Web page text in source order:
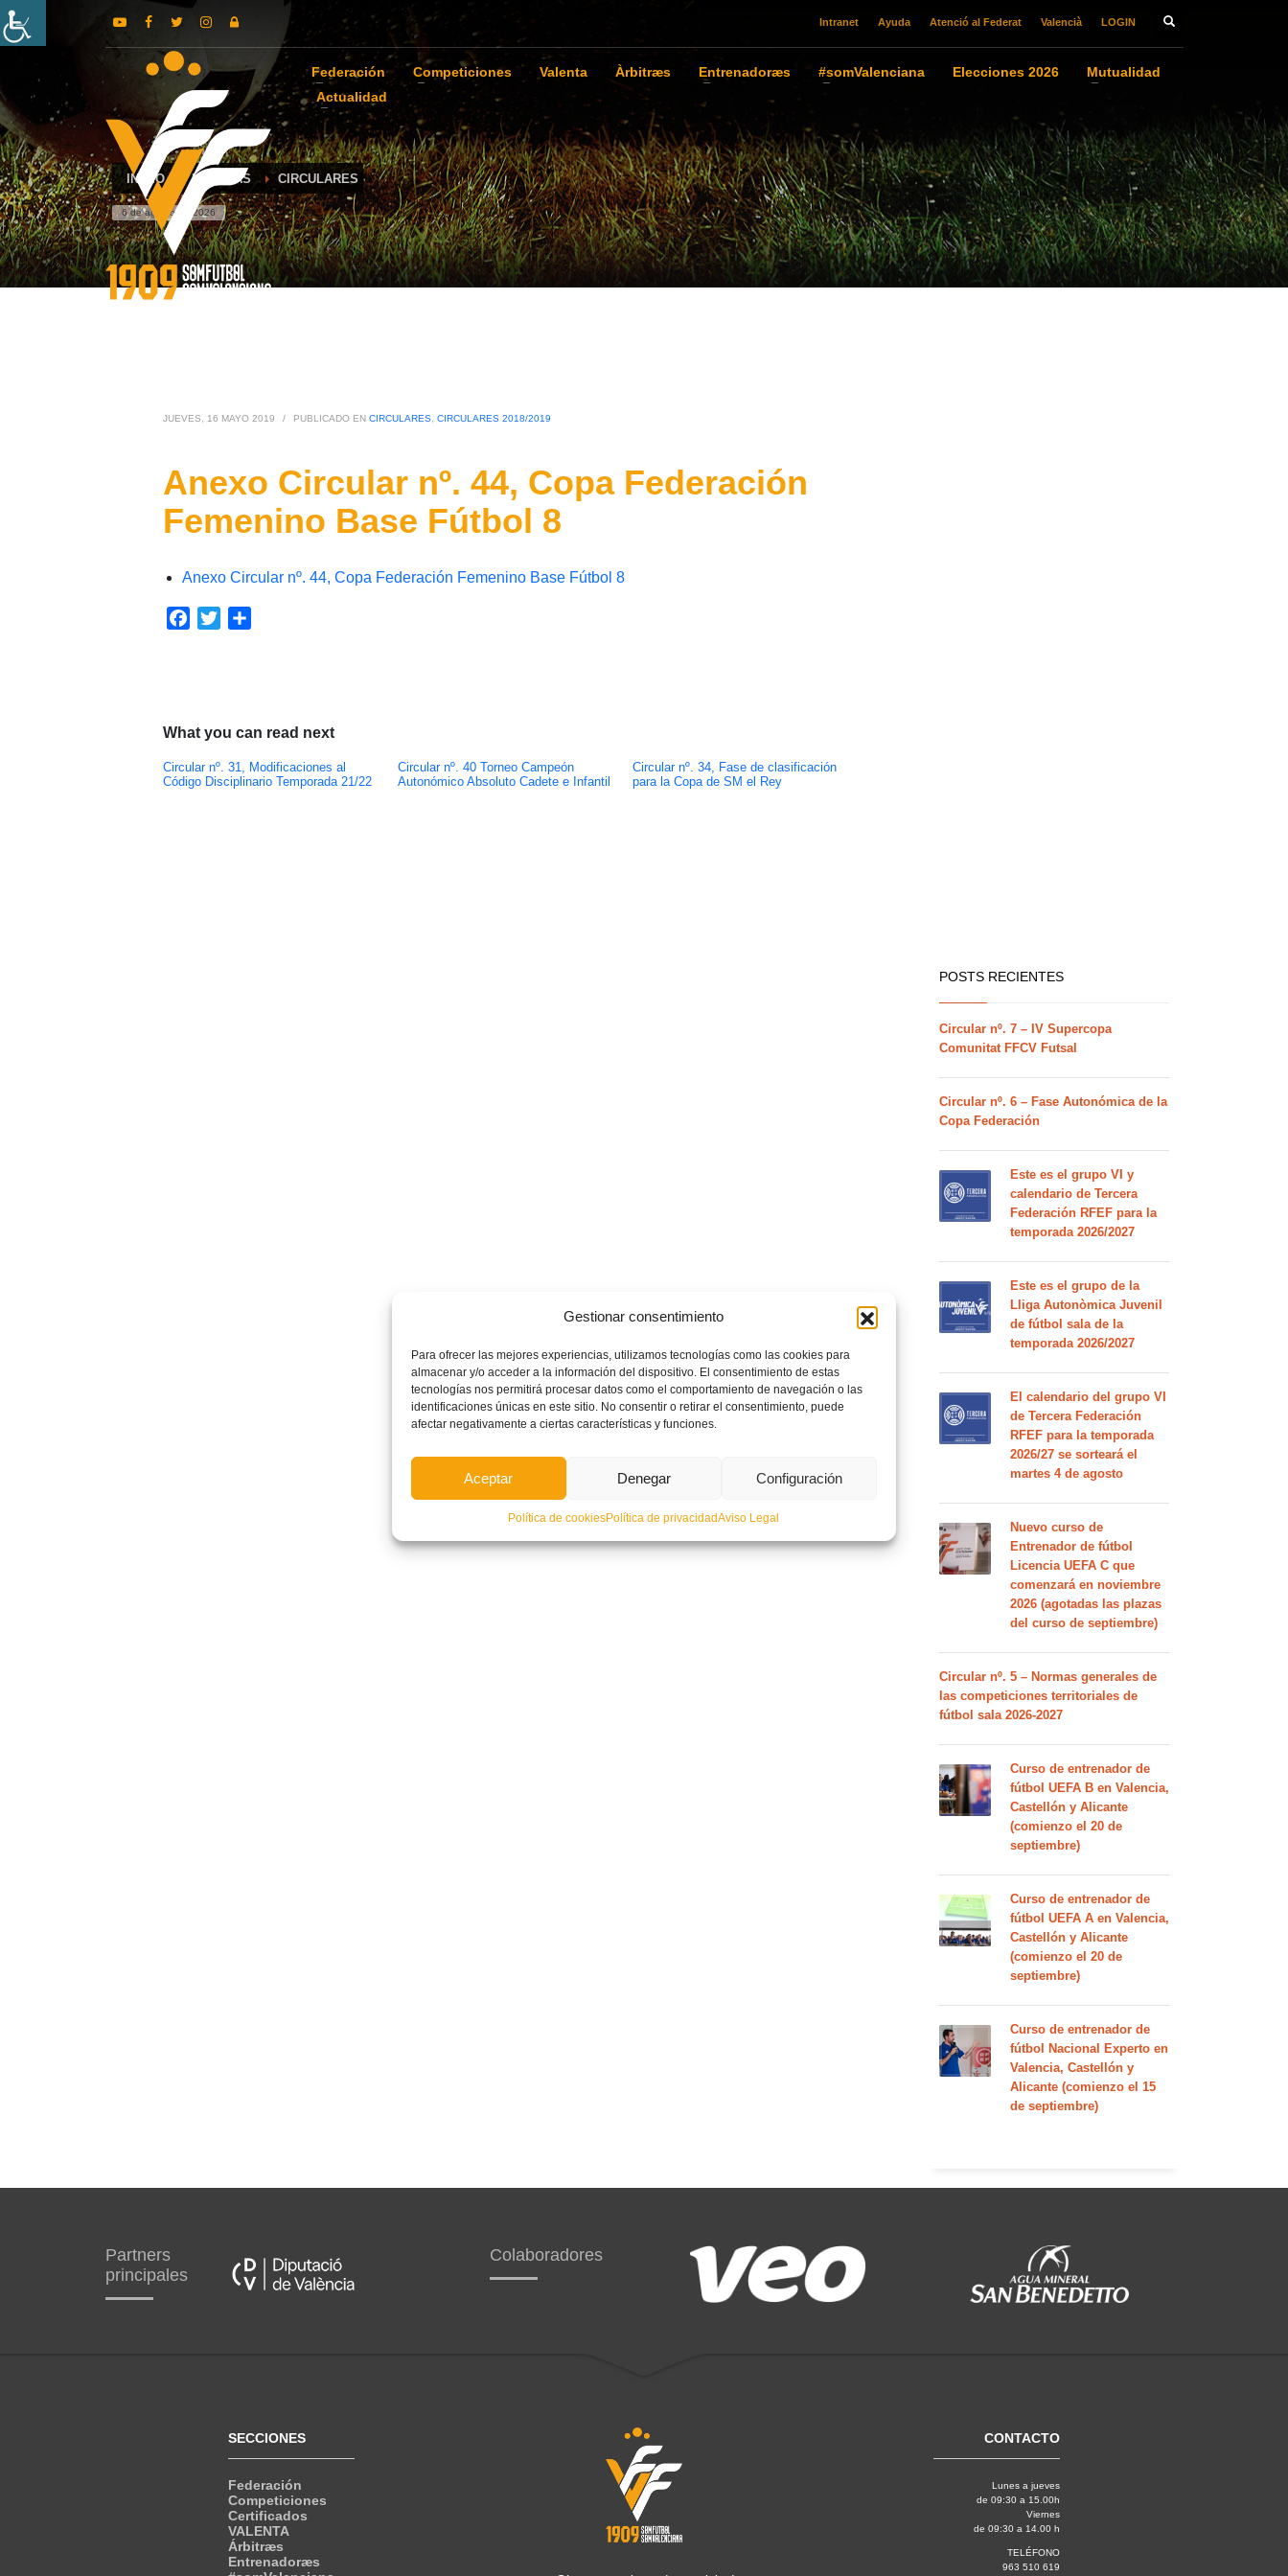
Gestionar consentimiento
Para ofrecer las mejores experiencias, utilizamos tecnologías como las cookies para
almacenar y/o acceder a la información del dispositivo. El consentimiento de estas
tecnologías nos permitirá procesar datos como el comportamiento de navegación o las
identificaciones únicas en este sitio. No consentir o retirar el consentimiento, puede
afectar negativamente a ciertas características y funciones.
Aceptar Denegar Configuración
Política de cookiesPolítica de privacidadAviso Legal
Intranet Ayuda Atenció al Federat Valencià LOGIN
Federación Competiciones Valenta Àrbitræs Entrenadoræs #somValenciana Elecciones 2026
Mutualidad
Actualidad
INICIO NOTICIAS CIRCULARES
6 de agosto de 2026
JUEVES, 16 MAYO 2019 / PUBLICADO EN CIRCULARES, CIRCULARES 2018/2019
Anexo Circular nº. 44, Copa Federación
Femenino Base Fútbol 8
Anexo Circular nº. 44, Copa Federación Femenino Base Fútbol 8
Facebook
Twitter
What you can read next
Circular nº. 31, Modificaciones al
Código Disciplinario Temporada 21/22
Circular nº. 40 Torneo Campeón
Autonómico Absoluto Cadete e Infantil
Circular nº. 34, Fase de clasificación
para la Copa de SM el Rey
POSTS RECIENTES
Circular nº. 7 – IV Supercopa
Comunitat FFCV Futsal
Circular nº. 6 – Fase Autonómica de la
Copa Federación
Este es el grupo VI y
calendario de Tercera
Federación RFEF para la
temporada 2026/2027
Este es el grupo de la
Lliga Autonòmica Juvenil
de fútbol sala de la
temporada 2026/2027
El calendario del grupo VI
de Tercera Federación
RFEF para la temporada
2026/27 se sorteará el
martes 4 de agosto
Nuevo curso de
Entrenador de fútbol
Licencia UEFA C que
comenzará en noviembre
2026 (agotadas las plazas
del curso de septiembre)
Circular nº. 5 – Normas generales de
las competiciones territoriales de
fútbol sala 2026-2027
Curso de entrenador de
fútbol UEFA B en Valencia,
Castellón y Alicante
(comienzo el 20 de
septiembre)
Curso de entrenador de
fútbol UEFA A en Valencia,
Castellón y Alicante
(comienzo el 20 de
septiembre)
Curso de entrenador de
fútbol Nacional Experto en
Valencia, Castellón y
Alicante (comienzo el 15
de septiembre)
Partners
principales
Colaboradores
SECCIONES
Federación
Competiciones
Certificados
VALENTA
Árbitræs
Entrenadoræs
CONTACTO
Lunes a jueves
de 09:30 a 15.00h
Viernes
de 09:30 a 14.00 h
TELÉFONO
963 510 619